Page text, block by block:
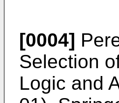
[0004]
Selection
Logic and